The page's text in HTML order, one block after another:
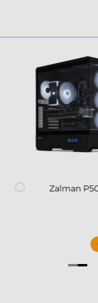
Zalman